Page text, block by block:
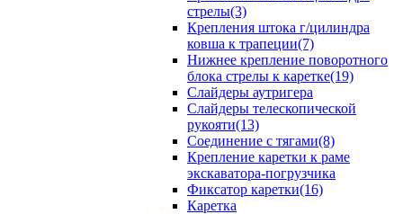
стрелы(3)
Крепления штока г/цилиндра
ковша к трапеции(7)
Нижнее крепление поворотного
блока стрелы к каретке(19)
Слайдеры аутригера
Слайдеры телескопической
рукояти(13)
Соединение с тягами(8)
Крепление каретки к раме
экскаватора-погрузчика
Фиксатор каретки(16)
Каретка